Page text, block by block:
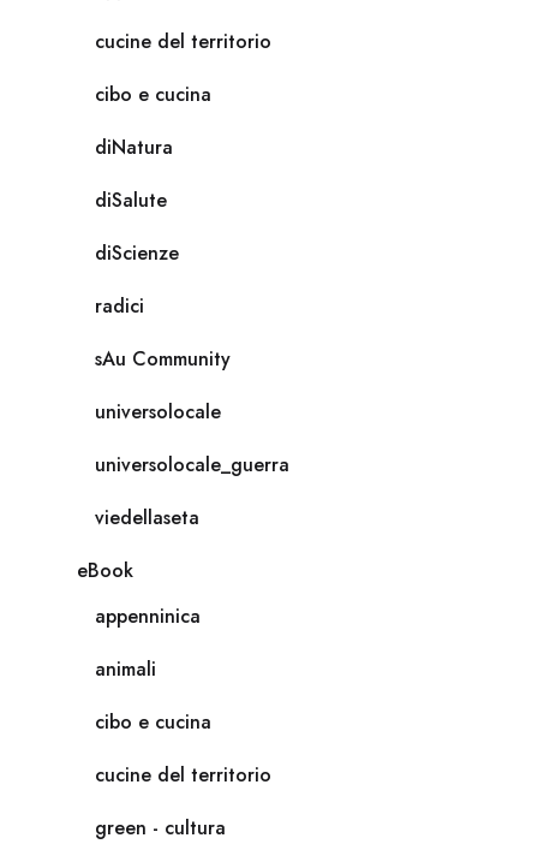
cucine del territorio
cibo e cucina
diNatura
diSalute
diScienze
radici
sAu Community
universolocale
universolocale_guerra
viedellaseta
eBook
appenninica
animali
cibo e cucina
cucine del territorio
green - cultura